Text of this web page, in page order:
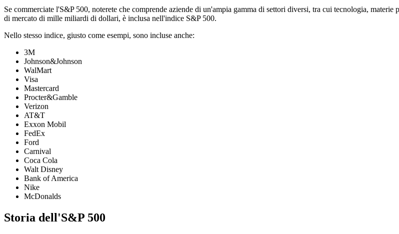
Se commerciate l'S&P 500, noterete che comprende aziende di un'ampia gamma di settori diversi, tra cui tecnologia,
di mercato di mille miliardi di dollari, è inclusa nell'indice S&P 500.
Nello stesso indice, giusto come esempi, sono incluse anche:
3M
Johnson&Johnson
WalMart
Visa
Mastercard
Procter&Gamble
Verizon
AT&T
Exxon Mobil
FedEx
Ford
Carnival
Coca Cola
Walt Disney
Bank of America
Nike
McDonalds
Storia dell'S&P 500